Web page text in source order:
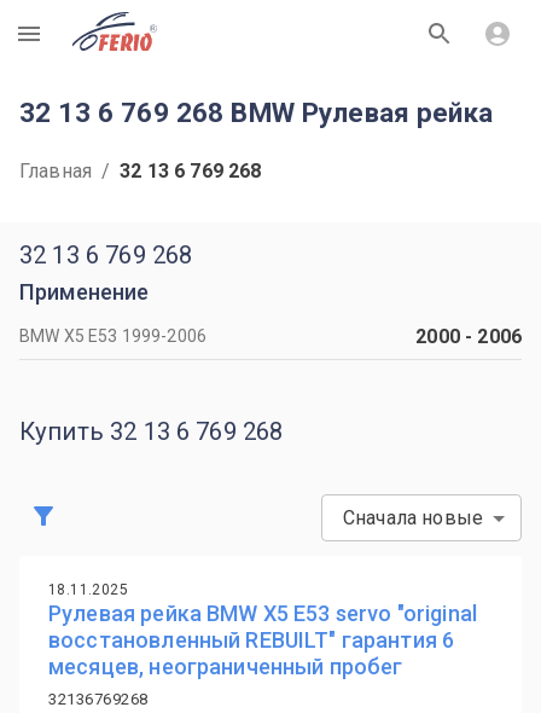
R
32 13 6 769 268 BMW Рулевая рейка
Главная / 32 13 6 769 268
32 13 6 769 268
Применение
BMW X5 Е53 1999-2006 2000- 2006
Купить 32 13 6 769 268
Сначала новые
18.11.2025
Рулевая рейка BMW Х5 E53 servo "original
восстановленный REBUILT" гарантия 6
месяцев, неограниченный пробег
32136769268